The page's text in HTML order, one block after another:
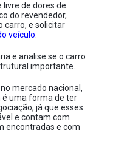
de dores de
do revendedor,
carro, e solicitar
veículo
e analise se o carro
importante.
mercado nacional,
é uma forma de ter
já que esses
e contam com
encontradas e com